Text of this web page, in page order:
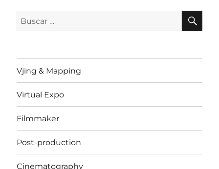
Buscar
por:
Vjing & Mapping
Virtual Expo
Filmmaker
Post-production
Cinematography